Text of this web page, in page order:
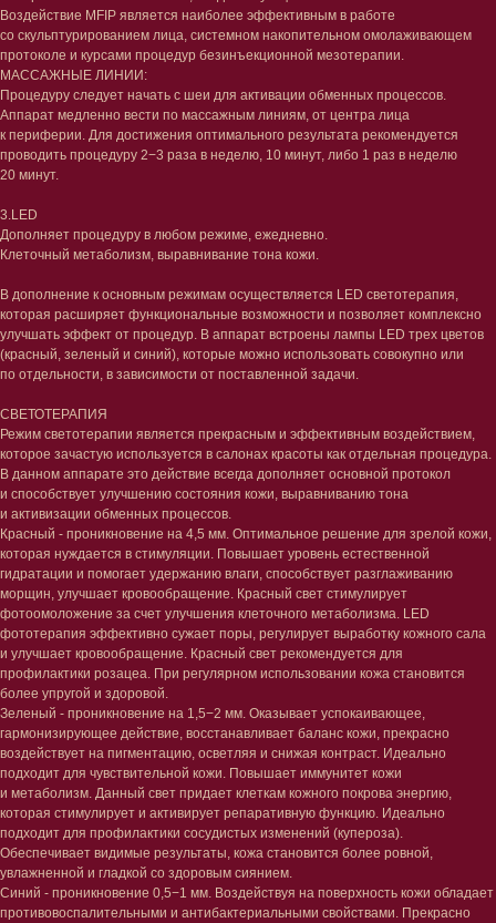
Воздействие MFIP является наиболее эффективным в работе
со скульптурированием лица, системном накопительном омолаживающем
протоколе и курсами процедур безинъекционной мезотерапии.
МАССАЖНЫЕ ЛИНИИ:
Процедуру следует начать с шеи для активации обменных процессов.
Аппарат медленно вести по массажным линиям, от центра лица
к периферии. Для достижения оптимального результата рекомендуется
проводить процедуру 2−3 раза в неделю, 10 минут, либо 1 раз в неделю
20 минут.
3.LED
Дополняет процедуру в любом режиме, ежедневно.
Клеточный метаболизм, выравнивание тона кожи.
В дополнение к основным режимам осуществляется LED светотерапия,
которая расширяет функциональные возможности и позволяет комплексно
улучшать эффект от процедур. В аппарат встроены лампы LED трех цветов
(красный, зеленый и синий), которые можно использовать совокупно или
по отдельности, в зависимости от поставленной задачи.
CВЕТОТЕРАПИЯ
Режим светотерапии является прекрасным и эффективным воздействием,
которое зачастую используется в салонах красоты как отдельная процедура.
В данном аппарате это действие всегда дополняет основной протокол
и способствует улучшению состояния кожи, выравниванию тона
и активизации обменных процессов.
Красный - проникновение на 4,5 мм. Оптимальное решение для зрелой кожи,
которая нуждается в стимуляции. Повышает уровень естественной
гидратации и помогает удержанию влаги, способствует разглаживанию
морщин, улучшает кровообращение. Красный свет стимулирует
фотоомоложение за счет улучшения клеточного метаболизма. LED
фототерапия эффективно сужает поры, регулирует выработку кожного сала
и улучшает кровообращение. Красный свет рекомендуется для
профилактики розацеа. При регулярном использовании кожа становится
более упругой и здоровой.
Зеленый - проникновение на 1,5−2 мм. Оказывает успокаивающее,
гармонизирующее действие, восстанавливает баланс кожи, прекрасно
воздействует на пигментацию, осветляя и снижая контраст. Идеально
подходит для чувствительной кожи. Повышает иммунитет кожи
и метаболизм. Данный свет придает клеткам кожного покрова энергию,
которая стимулирует и активирует репаративную функцию. Идеально
подходит для профилактики сосудистых изменений (купероза).
Обеспечивает видимые результаты, кожа становится более ровной,
увлажненной и гладкой со здоровым сиянием.
Синий - проникновение 0,5−1 мм. Воздействуя на поверхность кожи обладает
противовоспалительными и антибактериальными свойствами. Прекрасно
Тело
Проблемы
Кремы
Лосьоны
Очищение
Шея и зона декольте
Пилинги/масла
Уход за руками
Уход за ногами
Средства для ванны
Гаджеты
Сертификаты
Наборы
Лицо
Проблемы
Очищение
Увлажнение/питание
Сыворотки/ эссенции
Ретинол
Защита от солнца
Тонизация
Восстановление
Маски и патчи
Уход за губами
Декоротивная косметика
Волосы
Проблемы
Шампуни
Кондиционеры/бальзамы
Маски/скрабы
Сыворотки/лосьоны
Средства для укладки